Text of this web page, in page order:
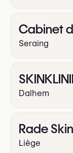
Cabinet
Seraing
Dalhem
Rade
Liège